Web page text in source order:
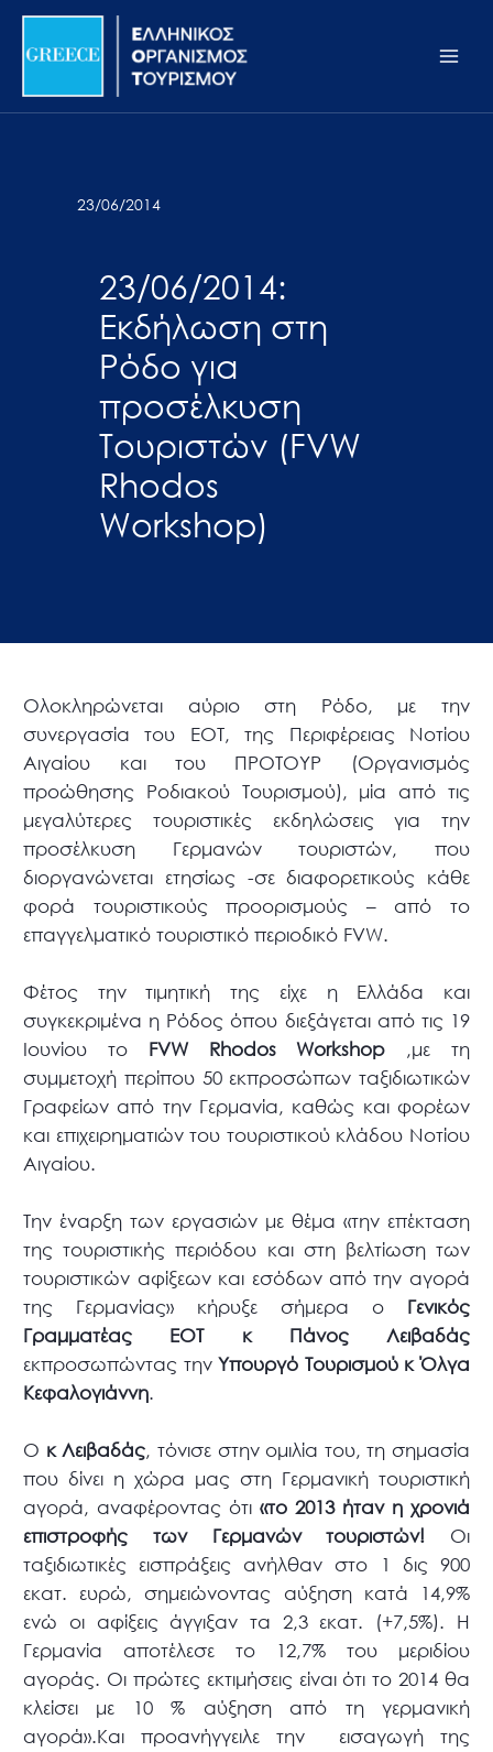
Σημείωση:
ιστότοπος
προσβασιμότητας.
Μετάβαση
περιεχόμενο
23/06/2014
23/06/2014:
Εκδήλωση στη
Ρόδο για
προσέλκυση
Τουριστών (FVW
Rhodos
Workshop)
Ολοκληρώνεται αύριο στη Ρόδο, με την
συνεργασία του ΕΟΤ, της Περιφέρειας Νοτίου
Αιγαίου και του ΠΡΟΤΟΥΡ (Οργανισμός
προώθησης Ροδιακού Τουρισμού), μία από τις
μεγαλύτερες τουριστικές εκδηλώσεις για την
προσέλκυση Γερμανών τουριστών, που
διοργανώνεται ετησίως -σε διαφορετικούς κάθε
φορά τουριστικούς προορισμούς – από το
επαγγελματικό τουριστικό περιοδικό FVW.
Φέτος την τιμητική της είχε η Ελλάδα και
συγκεκριμένα η Ρόδος όπου διεξάγεται από τις 19
Ιουνίου το FVW Rhodos Workshop ,με τη
συμμετοχή περίπου 50 εκπροσώπων ταξιδιωτικών
Γραφείων από την Γερμανία, καθώς και φορέων
και επιχειρηματιών του τουριστικού κλάδου Νοτίου
Αιγαίου.
Την έναρξη των εργασιών με θέμα «την επέκταση
της τουριστικής περιόδου και στη βελτίωση των
τουριστικών αφίξεων και εσόδων από την αγορά
της Γερμανίας» κήρυξε σήμερα ο Γενικός
Γραμματέας ΕΟΤ κ Πάνος Λειβαδάς
εκπροσωπώντας τηνΥπουργό Τουρισμού κ Όλγα
Κεφαλογιάννη.
Ο κ Λειβαδάς, τόνισε στην ομιλία του, τη σημασία
που δίνει η χώρα μας στη Γερμανική τουριστική
αγορά, αναφέροντας ότι«το 2013 ήταν η χρονιά
επιστροφής των Γερμανών τουριστών! Οι
ταξιδιωτικές εισπράξεις ανήλθαν στο 1 δις 900
εκατ. ευρώ, σημειώνοντας αύξηση κατά 14,9%
ενώ οι αφίξεις άγγιξαν τα 2,3 εκατ. (+7,5%). Η
Γερμανία αποτέλεσε το 12,7% του μεριδίου
αγοράς. Οι πρώτες εκτιμήσεις είναι ότι το 2014 θα
κλείσει με 10 % αύξηση από τη γερμανική
αγορά».Και προανήγγειλε την εισαγωγή της